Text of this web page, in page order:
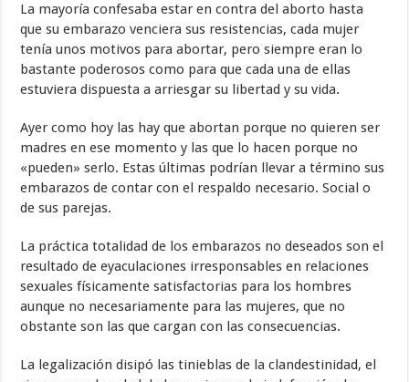
La mayoría confesaba estar en contra del aborto hasta
que su embarazo venciera sus resistencias, cada mujer
tenía unos motivos para abortar, pero siempre eran lo
bastante poderosos como para que cada una de ellas
estuviera dispuesta a arriesgar su libertad y su vida.
Ayer como hoy las hay que abortan porque no quieren ser
madres en ese momento y las que lo hacen porque no
«pueden» serlo. Estas últimas podrían llevar a término sus
embarazos de contar con el respaldo necesario. Social o
de sus parejas.
La práctica totalidad de los embarazos no deseados son el
resultado de eyaculaciones irresponsables en relaciones
sexuales físicamente satisfactorias para los hombres
aunque no necesariamente para las mujeres, que no
obstante son las que cargan con las consecuencias.
La legalización disipó las tinieblas de la clandestinidad, el